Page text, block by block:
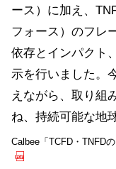
ース）に加え、
フォース）のフレ
依存とインパクト
示を行いました。
えながら、取り組
ね、持続可能な地
Calbee「TCFD・TNFD